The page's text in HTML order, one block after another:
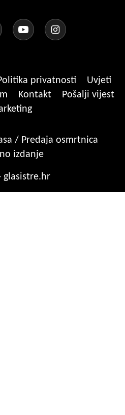
privatnosti
Uvjeti
Kontakt
Pošalji vijest
/ Predaja osmrtnica
izdanje
glasistre.hr